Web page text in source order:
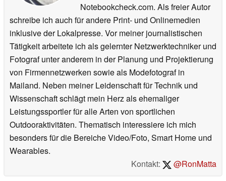
Notebookcheck.com. Als freier Autor
schreibe ich auch für andere Print- und Onlinemedien
inklusive der Lokalpresse. Vor meiner journalistischen
Tätigkeit arbeitete ich als gelernter Netzwerktechniker und
Fotograf unter anderem in der Planung und Projektierung
von Firmennetzwerken sowie als Modefotograf in
Mailand. Neben meiner Leidenschaft für Technik und
Wissenschaft schlägt mein Herz als ehemaliger
Leistungssportler für alle Arten von sportlichen
Outdooraktivitäten. Thematisch interessiere ich mich
besonders für die Bereiche Video/Foto, Smart Home und
Wearables.
Kontakt:
@RonMatta